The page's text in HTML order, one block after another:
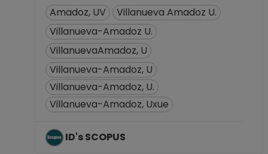
Desde 01-02-2016
hasta 15-11-2017
INVESTIGADOR
Definitivo
Instituto de
Geología
Desde 16-09-2015
Amadoz, UV
Villanueva Amadoz U.
Villanueva-Amadoz U.
VillanuevaAmadoz, U
Villanueva-Amadoz, U
Villanueva-Amadoz, U.
Villanueva-Amadoz, Uxue
ID's SCOPUS